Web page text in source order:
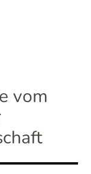
vom